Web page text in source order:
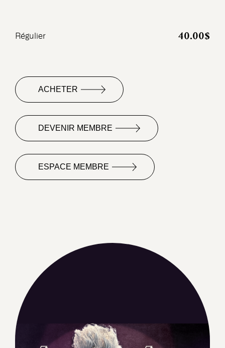
Régulier 40.00$
ACHETER
DEVENIR MEMBRE
ESPACE MEMBRE